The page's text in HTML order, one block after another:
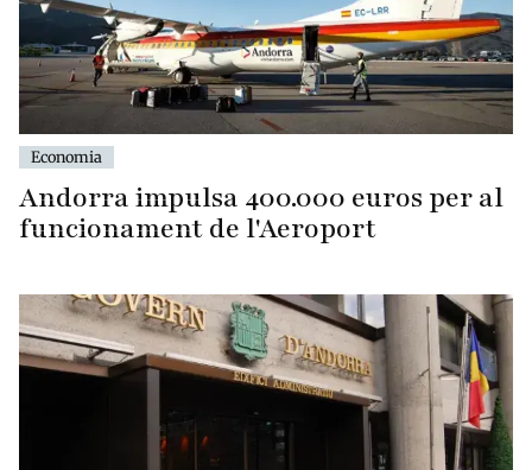
Economia
Andorra impulsa 400.000 euros per al
funcionament de l'Aeroport